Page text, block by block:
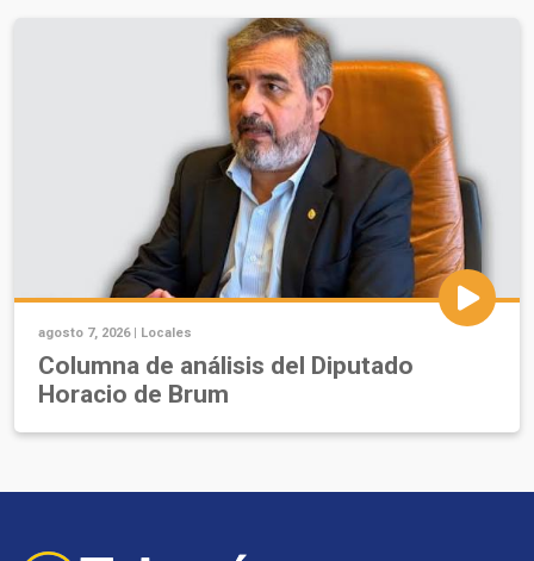
agosto 7, 2026 | Locales
Columna de análisis del Diputado
Horacio de Brum